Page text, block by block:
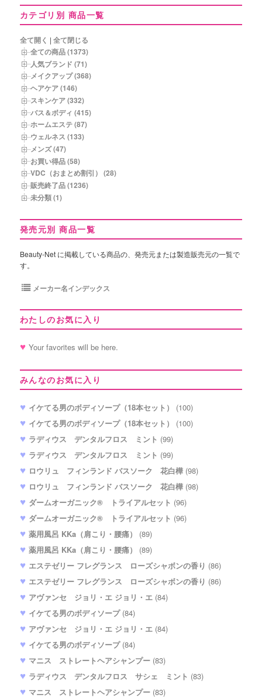
年
月
別
商
品
一
覧
カテゴリ別 商品一覧
全て開く |全て閉じる
全ての商品 (1373)
人気ブランド (71)
メイクアップ (368)
ヘアケア (146)
スキンケア (332)
バス＆ボディ (415)
ホームエステ (87)
ウェルネス (133)
メンズ (47)
お買い得品 (58)
VDC（おまとめ割引） (28)
販売終了品 (1236)
未分類 (1)
発売元別 商品一覧
Beauty-Net に掲載している商品の、発売元または製造販売元の一覧で
す。
メーカー名インデックス
わたしのお気に入り
Your favorites will be here.
みんなのお気に入り
イケてる男のボディソープ（18本セット）
(100)
イケてる男のボディソープ（18本セット）
(100)
ラディウス デンタルフロス ミント (99)
ラディウス デンタルフロス ミント (99)
ロウリュ フィンランド バスソーク 花白樺 (98)
ロウリュ フィンランド バスソーク 花白樺 (98)
ダームオーガニック® トライアルセット (96)
ダームオーガニック® トライアルセット (96)
薬用風呂 KKa（肩こり・腰痛）
(89)
薬用風呂 KKa（肩こり・腰痛）
(89)
エステゼリー フレグランス ローズシャボンの香り (86)
エステゼリー フレグランス ローズシャボンの香り (86)
アヴァンセ ジョリ・エ ジョリ・エ (84)
イケてる男のボディソープ(84)
アヴァンセ ジョリ・エ ジョリ・エ (84)
イケてる男のボディソープ(84)
マニス ストレートヘアシャンプー (83)
ラディウス デンタルフロス サシェ ミント (83)
マニス ストレートヘアシャンプー (83)